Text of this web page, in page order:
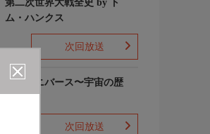
第二次世界大戦全史 by ト
ム・ハンクス
次回放送
ザ・ユニバース〜宇宙の歴
次回放送